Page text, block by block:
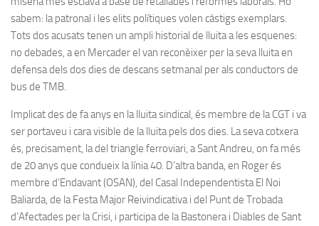
sabem: la patronal i les elits polítiques volen càstigs exemplars.
Tots dos acusats tenen un ampli historial de lluita a les esquenes:
no debades, a en Mercader el van reconèixer per la seva lluita en
defensa dels dos dies de descans setmanal per als conductors de
bus de TMB.
Implicat des de fa anys en la lluita sindical, és membre de la CGT i va
ser portaveu i cara visible de la lluita pels dos dies. La seva cotxera
és, precisament, la del triangle ferroviari, a Sant Andreu, on fa més
de 20 anys que condueix la línia 40. D’altra banda, en Roger és
membre d’Endavant (OSAN), del Casal Independentista El Noi
Baliarda, de la Festa Major Reivindicativa i del Punt de Trobada
d’Afectades per la Crisi, i participa de la Bastonera i Diables de Sant